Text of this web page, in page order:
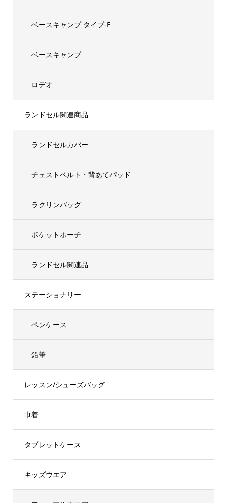
ベースキャンプ タイプ-F
ベースキャンプ
ロデオ
ランドセル関連商品
ランドセルカバー
チェストベルト・背あてパッド
ラクリンバッグ
ポケットポーチ
ランドセル関連品
ステーショナリー
ペンケース
鉛筆
レッスン/シューズバッグ
巾着
タブレットケース
キッズウエア